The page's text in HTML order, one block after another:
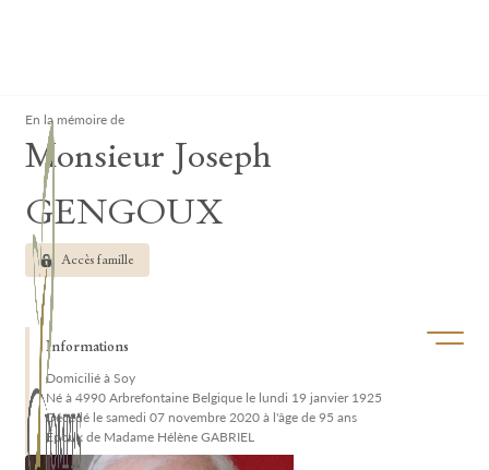
Ouvrir/
En la mémoire de
Monsieur Joseph
GENGOUX
Accès famille
Informations
Domicilié à Soy
Né à 4990 Arbrefontaine Belgique le lundi 19 janvier 1925
Décédé le samedi 07 novembre 2020 à l'âge de 95 ans
Époux de Madame Hélène GABRIEL